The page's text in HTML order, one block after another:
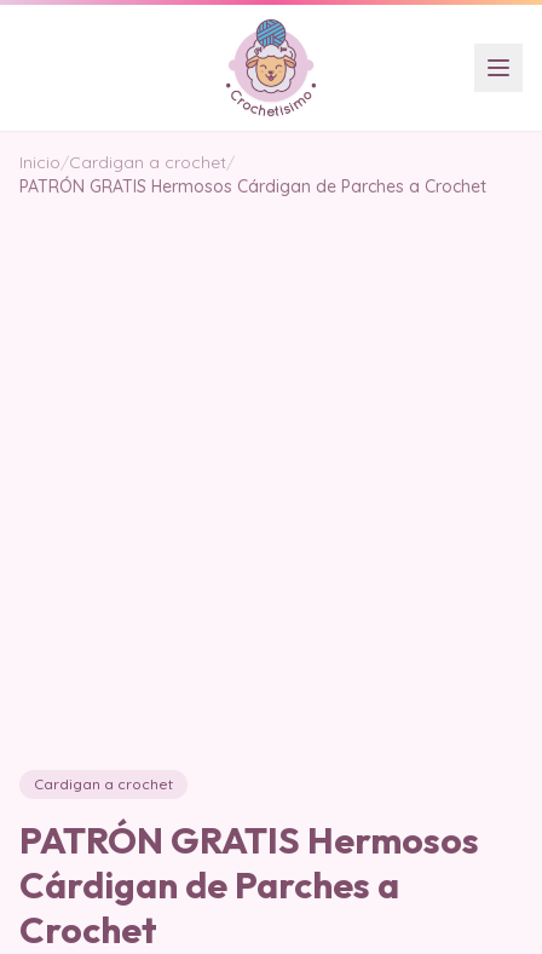
Inicio/Cardigan a crochet/
PATRÓN GRATIS Hermosos Cárdigan de Parches a Crochet
Cardigan a crochet
PATRÓN GRATIS Hermosos
Cárdigan de Parches a
Crochet